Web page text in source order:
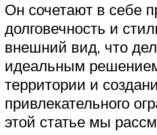
Он сочетают в себе
долговечность и
внешний вид, что
идеальным
территории и
привлекательного
этой статье мы